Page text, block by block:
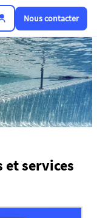
Nous contacter
et services